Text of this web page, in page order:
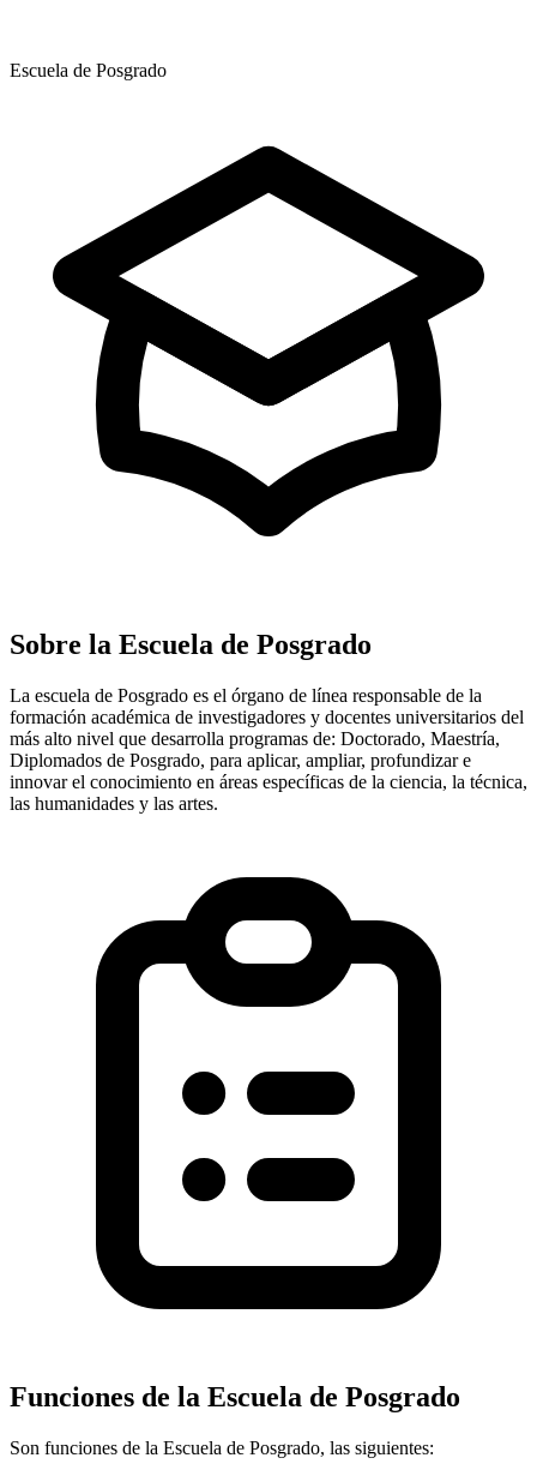
Escuela de Posgrado
Sobre la Escuela de Posgrado
La escuela de Posgrado es el órgano de línea responsable de la
formación académica de investigadores y docentes universitarios del
más alto nivel que desarrolla programas de: Doctorado, Maestría,
Diplomados de Posgrado, para aplicar, ampliar, profundizar e
innovar el conocimiento en áreas específicas de la ciencia, la técnica,
las humanidades y las artes.
Funciones de la Escuela de Posgrado
Son funciones de la Escuela de Posgrado, las siguientes: